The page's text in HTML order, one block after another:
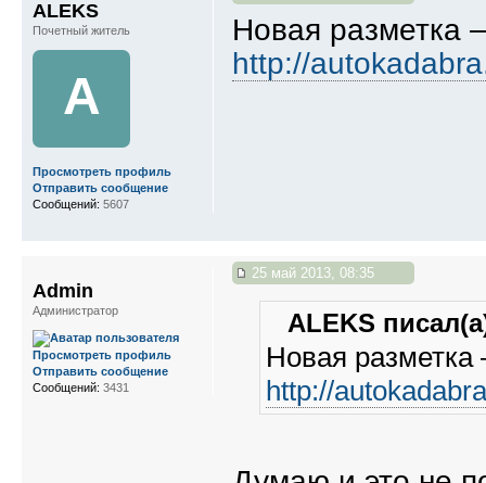
Новая разметка
http://
ALEKS
Почетный житель
A
Просмотреть профиль
Отправить сообщение
Сообщений: 5607
25 май 2013, 08:35
ALEKS
Новая
http://
Admin
Администратор
Просмотреть профиль
Отправить сообщение
Сообщений: 3431